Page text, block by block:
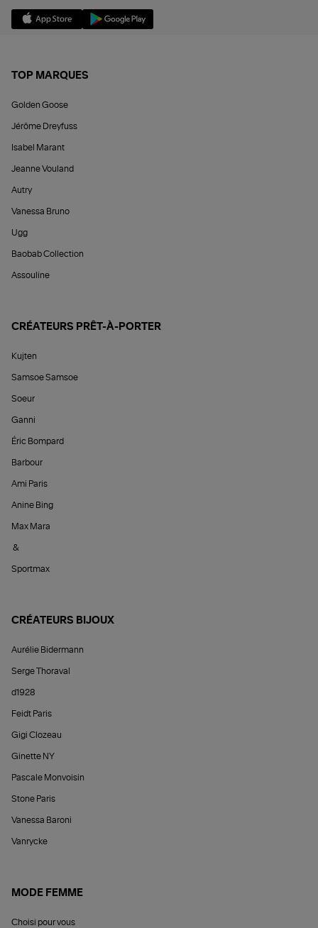
TOP MARQUES
Golden Goose
Jérôme Dreyfuss
Isabel Marant
Jeanne Vouland
Autry
Vanessa Bruno
Ugg
Baobab Collection
Assouline
CRÉATEURS PRÊT-À-PORTER
Kujten
Samsoe Samsoe
Soeur
Ganni
Éric Bompard
Barbour
Ami Paris
Anine Bing
Max Mara
&
Sportmax
CRÉATEURS BIJOUX
Aurélie Bidermann
Serge Thoraval
d1928
Feidt Paris
Gigi Clozeau
Ginette NY
Pascale Monvoisin
Stone Paris
Vanessa Baroni
Vanrycke
MODE FEMME
Choisi pour vous